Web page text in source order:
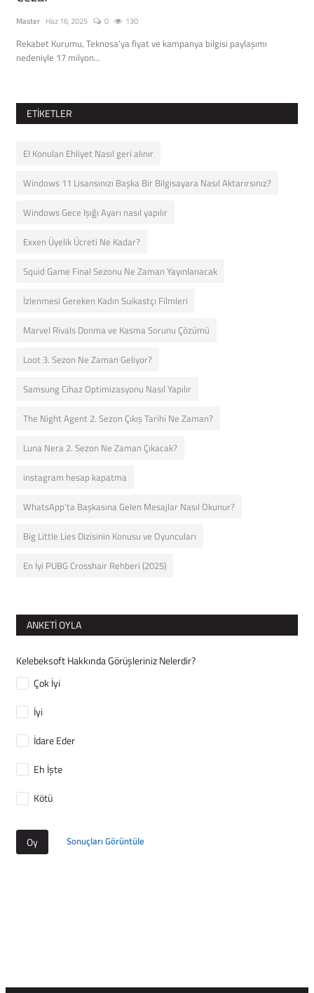
Master Haz 16, 2025 0 130
Rekabet Kurumu, Teknosa'ya fiyat ve kampanya bilgisi paylaşımı
nedeniyle 17 milyon...
ETIKETLER
El Konulan Ehliyet Nasıl geri alınır
Windows 11 Lisansınızı Başka Bir Bilgisayara Nasıl Aktarırsınız?
Windows Gece Işığı Ayarı nasıl yapılır
Exxen Üyelik Ücreti Ne Kadar?
Squid Game Final Sezonu Ne Zaman Yayınlanacak
İzlenmesi Gereken Kadın Suikastçı Filmleri
Marvel Rivals Donma ve Kasma Sorunu Çözümü
Loot 3. Sezon Ne Zaman Geliyor?
Samsung Cihaz Optimizasyonu Nasıl Yapılır
The Night Agent 2. Sezon Çıkış Tarihi Ne Zaman?
Luna Nera 2. Sezon Ne Zaman Çıkacak?
instagram hesap kapatma
WhatsApp’ta Başkasına Gelen Mesajlar Nasıl Okunur?
Big Little Lies Dizisinin Konusu ve Oyuncuları
En İyi PUBG Crosshair Rehberi (2025)
ANKETI OYLA
Kelebeksoft Hakkında Görüşleriniz Nelerdir?
Çok İyi
İyi
İdare Eder
Eh İşte
Kötü
Oy Sonuçları Görüntüle